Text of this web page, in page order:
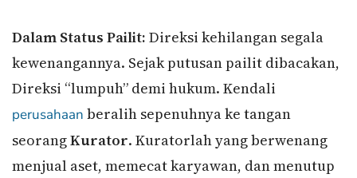
Dalam Status Pailit: Direksi kehilangan segala
kewenangannya. Sejak putusan pailit dibacakan,
Direksi “lumpuh” demi hukum. Kendali
perusahaan beralih sepenuhnya ke tangan
seorangKurator. Kuratorlah yang berwenang
menjual aset, memecat karyawan, dan menutup